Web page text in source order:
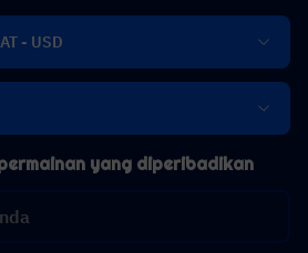
- USD
yang diperibadikan